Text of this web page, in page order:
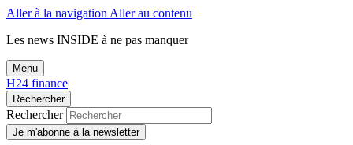
Aller à la navigation Aller au contenu
Les news INSIDE à ne pas manquer
Menu
H24 finance
Rechercher
Rechercher
Je m'abonne à la newsletter